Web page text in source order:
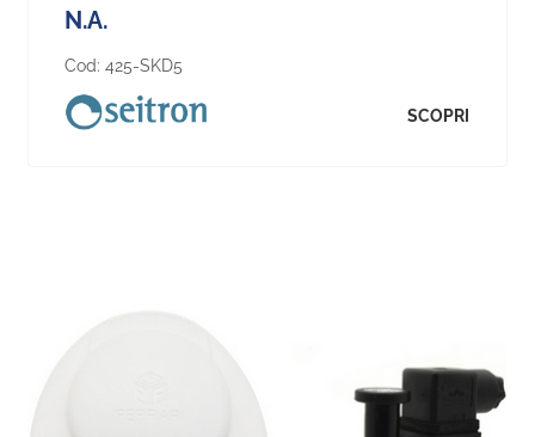
N.A.
Cod: 425-SKD5
SCOPRI